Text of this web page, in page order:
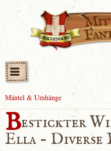
Mäntel & Umhänge
Bestickter
Ella - Diverse